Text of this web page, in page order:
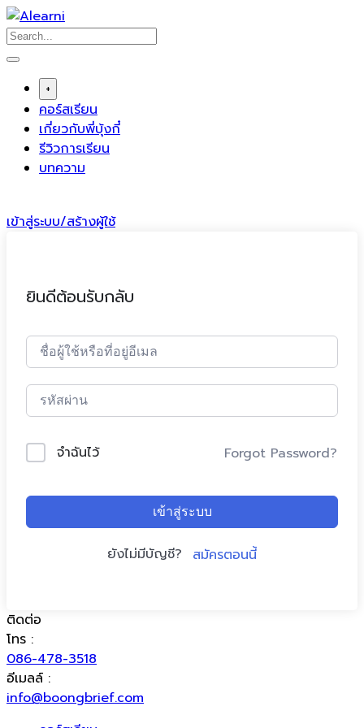
Skip
to
content
+
คอร์สเรียน
เกี่ยวกับพี่บุ้งกี๋
รีวิวการเรียน
บทความ
เข้าสู่ระบบ/สร้างผู้ใช้
ยินดีต้อนรับกลับ
จำฉันไว้ Forgot Password?
เข้าสู่ระบบ
ยังไม่มีบัญชี? สมัครตอนนี้
ติดต่อ
โทร :
086-478-3518
อีเมลล์ :
info@boongbrief.com